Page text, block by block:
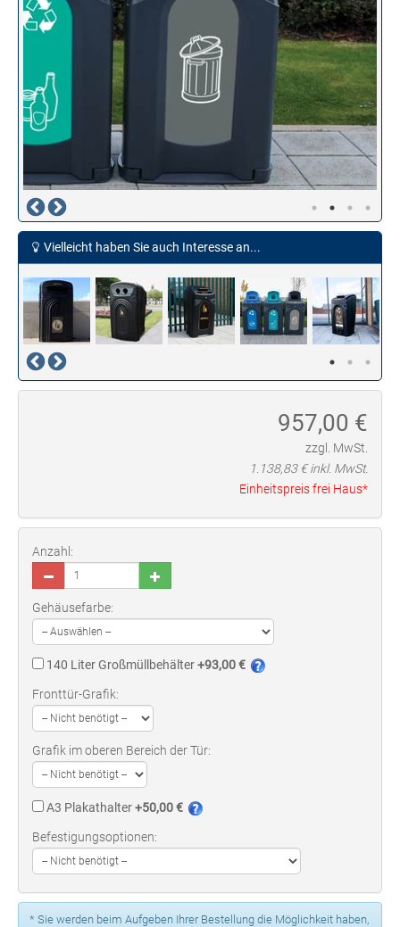
Vielleicht haben Sie auch Interesse an...
957,00 €
zzgl. MwSt.
1.138,83€ inkl. MwSt.
Einheitspreis frei Haus*
* Sie werden beim Aufgeben Ihrer Bestellung die Möglichkeit haben,
Anzahl:
Gehäusefarbe:
140 Liter Großmüllbehälter+93,00 €
Fronttür-Grafik:
Grafik im oberen Bereich der Tür:
A3 Plakathalter+50,00 €
Befestigungsoptionen: